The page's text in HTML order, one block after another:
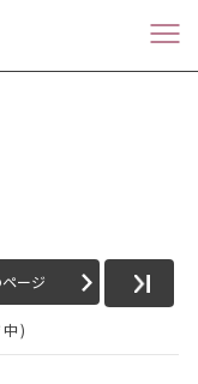
ージ
)